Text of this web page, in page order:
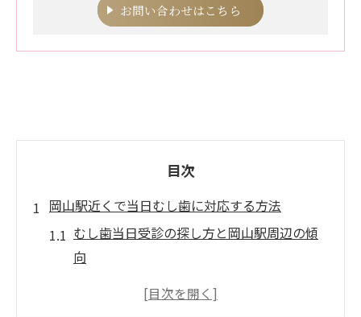
お問い合わせはこちら
目次
岡山駅近くで当日むし歯に対応する方法
むし歯当日受診の探し方と岡山駅周辺の傾
向
岡山駅近くでむし歯治療を素早く受けるコ